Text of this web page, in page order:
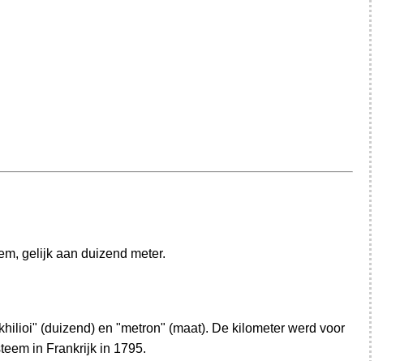
gelijk aan duizend meter.
(duizend) en "metron" (maat). De kilometer werd voor
in Frankrijk in 1795.